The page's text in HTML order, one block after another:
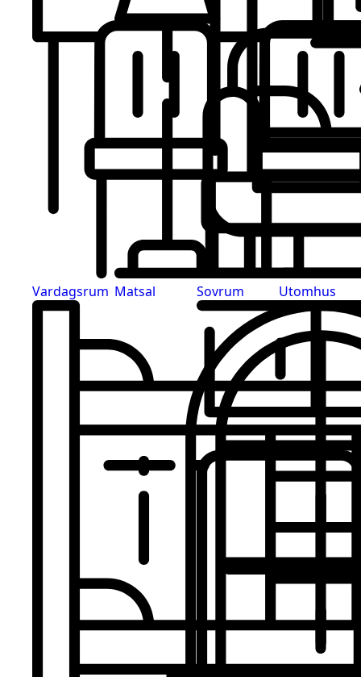
Vardagsrum Matsal Sovrum Utomhus